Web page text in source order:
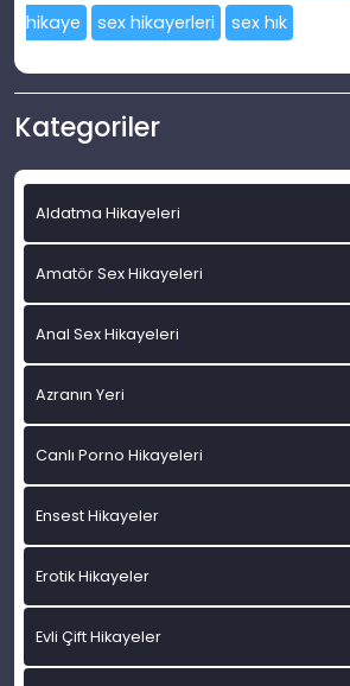
hikaye
sex hikayerleri sex hık
Kategoriler
Aldatma Hikayeleri
Amatör Sex Hikayeleri
Anal Sex Hikayeleri
Azranın Yeri
Canlı Porno Hikayeleri
Ensest Hikayeler
Erotik Hikayeler
Evli Çift Hikayeler